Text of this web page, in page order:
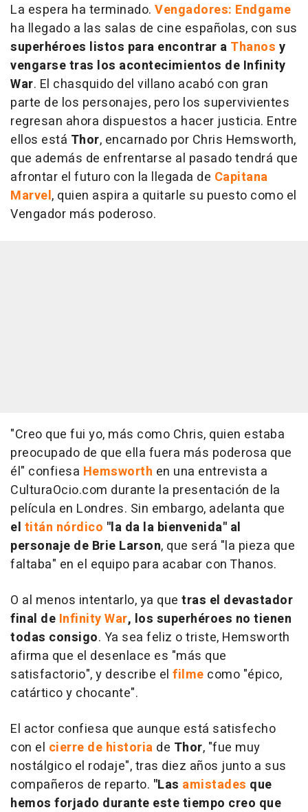
La espera ha terminado. Vengadores: Endgame
ha llegado a las salas de cine españolas, con sus
superhéroes listos para encontrar a Thanos y
vengarse tras los acontecimientos de Infinity
War. El chasquido del villano acabó con gran
parte de los personajes, pero los supervivientes
regresan ahora dispuestos a hacer justicia. Entre
ellos está Thor, encarnado por Chris Hemsworth,
que además de enfrentarse al pasado tendrá que
afrontar el futuro con la llegada de Capitana
Marvel, quien aspira a quitarle su puesto como el
Vengador más poderoso.
"Creo que fui yo, más como Chris, quien estaba
preocupado de que ella fuera más poderosa que
él" confiesa Hemsworth en una entrevista a
CulturaOcio.com durante la presentación de la
película en Londres. Sin embargo, adelanta que
el titán nórdico "la da la bienvenida" al
personaje de Brie Larson, que será "la pieza que
faltaba" en el equipo para acabar con Thanos.
O al menos intentarlo, ya que tras el devastador
final de Infinity War, los superhéroes no tienen
todas consigo. Ya sea feliz o triste, Hemsworth
afirma que el desenlace es "más que
satisfactorio", y describe el filme como "épico,
catártico y chocante".
El actor confiesa que aunque está satisfecho
con el cierre de historia de Thor, "fue muy
nostálgico el rodaje", tras diez años junto a sus
compañeros de reparto. "Las amistades que
hemos forjado durante este tiempo creo que